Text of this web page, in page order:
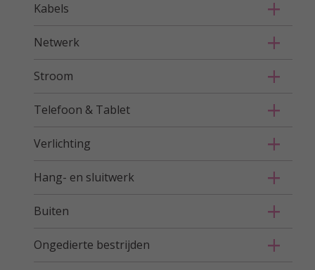
Kabels
Netwerk
Stroom
Telefoon & Tablet
Verlichting
Hang- en sluitwerk
Buiten
Ongedierte bestrijden